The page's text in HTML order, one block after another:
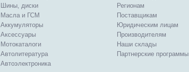
Шины, диски
Масла и ГСМ
Аккумуляторы
Аксессуары
Мотокаталоги
Автолитература
Автоэлектроника
Регионам
Поставщикам
Юридическим лицам
Производителям
Наши склады
Партнерские программы